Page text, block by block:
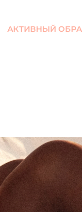
АКТИВНЫЙ